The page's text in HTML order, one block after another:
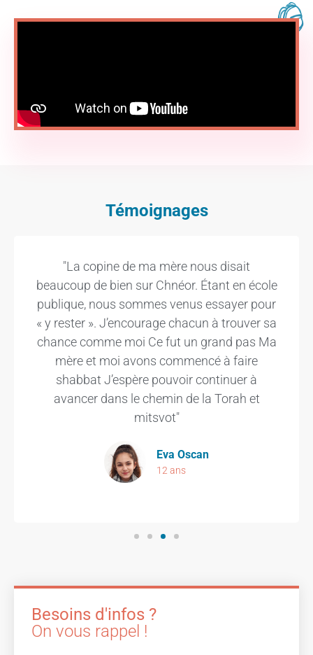
Témoignages
"La copine de ma mère nous disait
beaucoup de bien sur Chnéor. Étant en école
publique, nous sommes venus essayer pour
« y rester ». J’encourage chacun à trouver sa
chance comme moi Ce fut un grand pas Ma
mère et moi avons commencé à faire
shabbat J’espère pouvoir continuer à
avancer dans le chemin de la Torah et
mitsvot"
Eva Oscan
12 ans
Besoins d'infos ?
On vous rappel !